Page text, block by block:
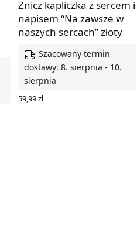
Znicz kapliczka z sercem i
napisem “Na zawsze w
naszych sercach” złoty
Szacowany termin
dostawy: 8. sierpnia - 10.
sierpnia
59,99zł